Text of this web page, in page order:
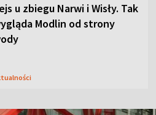
u zbiegu Narwi i Wisły. Tak
Modlin od strony